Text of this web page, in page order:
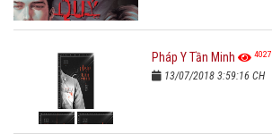
Pháp Y Tần Minh 4027
13/07/2018 3:59:16 CH